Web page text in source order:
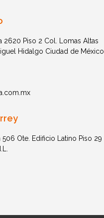
2620 Piso 2 Col. Lomas Altas
Hidalgo Ciudad de México,
Ote. Edificio Latino Piso 29